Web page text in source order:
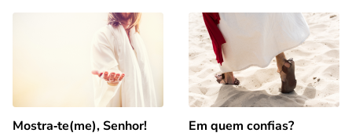
Mostra‑te(me), Senhor! Em quem confias?